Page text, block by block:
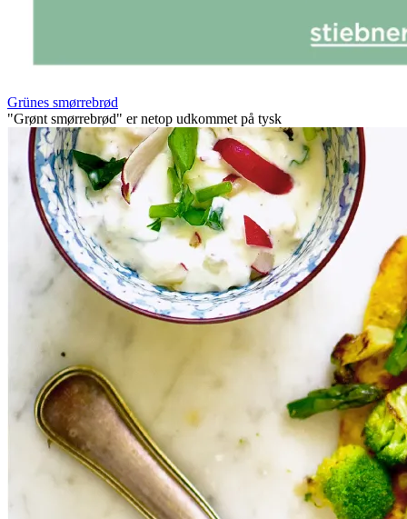
Grünes smørrebrød
"Grønt smørrebrød" er netop udkommet på tysk